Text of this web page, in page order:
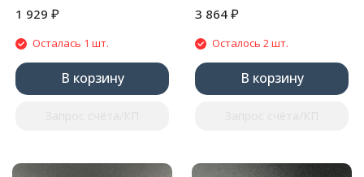
1 929 ₽
Осталась 1 шт.
В корзину
3 864 ₽
Осталось 2 шт.
В корзину